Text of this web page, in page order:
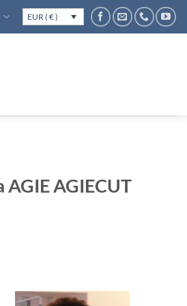
EUR ( € )
AGIECUT